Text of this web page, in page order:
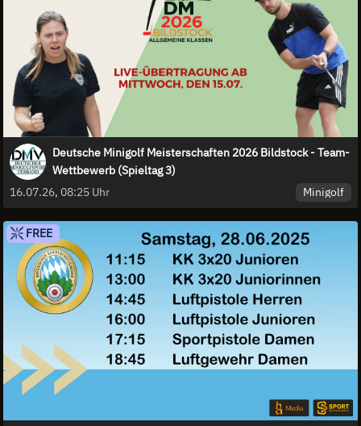
Deutsche Minigolf Meisterschaften 2026 Bildstock - Team-
Wettbewerb (Spieltag 3)
16.07.26, 08:25 Uhr
Minigolf
FREE